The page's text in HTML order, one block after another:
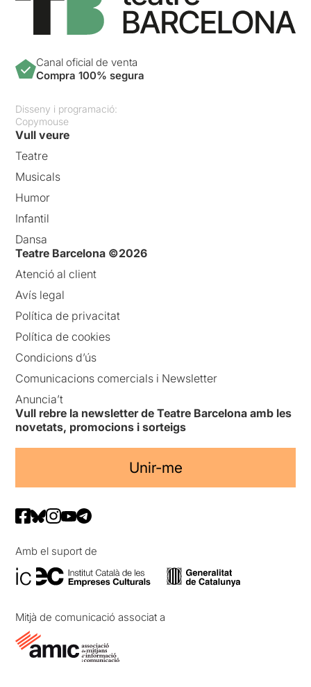
Canal oficial de venta
Compra 100% segura
Disseny i programació:
Copymouse
Vull veure
Teatre
Musicals
Humor
Infantil
Dansa
Teatre Barcelona ©2026
Atenció al client
Avís legal
Política de privacitat
Política de cookies
Condicions d’ús
Comunicacions comercials i Newsletter
Anuncia’t
Vull rebre la newsletter de Teatre Barcelona amb les
novetats, promocions i sorteigs
Unir-me
Amb el suport de
Mitjà de comunicació associat a